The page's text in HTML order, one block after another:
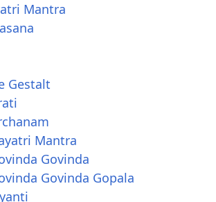
Mantra
Gestalt
Mantra
Govinda
Govinda Gopala